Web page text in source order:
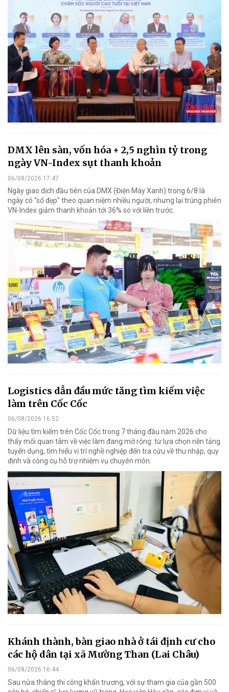
DMX lên sàn, vốn hóa + 2,5 nghìn tỷ trong
ngày VN-Index sụt thanh khoản
06/08/2026 17:47
Ngày giao dịch đầu tiên của DMX (Điện Máy Xanh) trong 6/8 là
ngày có "số đẹp" theo quan niệm nhiều người, nhưng lại trúng phiên
VN-Index giảm thanh khoản tới 36% so với liền trước.
Logistics dẫn đầu mức tăng tìm kiếm việc
làm trên Cốc Cốc
06/08/2026 16:52
Dữ liệu tìm kiếm trên Cốc Cốc trong 7 tháng đầu năm 2026 cho
thấy mối quan tâm về việc làm đang mở rộng: từ lựa chọn nền tảng
tuyển dụng, tìm hiểu vị trí nghề nghiệp đến tra cứu về thu nhập, quy
định và công cụ hỗ trợ nhiệm vụ chuyên môn.
Khánh thành, bàn giao nhà ở tái định cư cho
các hộ dân tại xã Mường Than (Lai Châu)
06/08/2026 16:44
Sau nửa tháng thi công khẩn trương, với sự tham gia của gần 500